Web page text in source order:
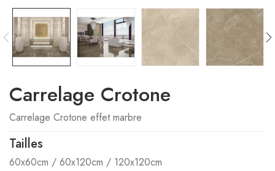
Carrelage Crotone
Carrelage Crotone effet marbre
Tailles
60x60cm / 60x120cm / 120x120cm